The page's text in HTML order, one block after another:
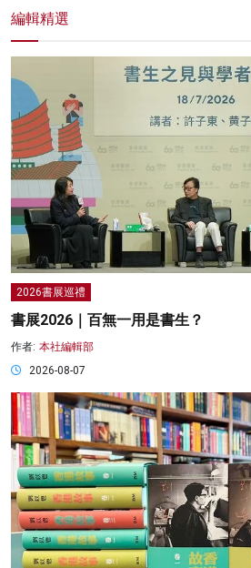
編輯精選
2026書展巡禮
書展2026｜百無一用是書生？
作者: 本社編輯部
2026-08-07